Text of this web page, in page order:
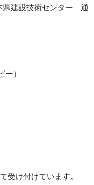
県建設技術センター 通
ー）
受け付けています。